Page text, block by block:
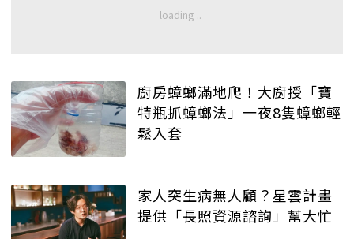
廚房蟑螂滿地爬！大廚授「寶
特瓶抓蟑螂法」一夜8隻蟑螂輕
鬆入套
家人突生病無人顧？星雲計畫
提供「長照資源諮詢」幫大忙